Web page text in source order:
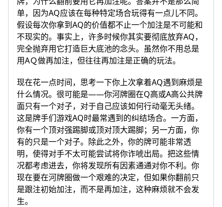
单，因为AQ应该在每种特定场合玩得有一点儿不同。
假设每次你拿到AQ的价值都不止一个加注是不可能和
不现实的。事实上，许多时候你其实要彻底放弃AQ，
完全抛弃用它打造巨大底池的念头。虽然你不用总是
用AＱ做再加注，但往往再加注是正确的玩法。
现在花一点时间，思考一下你上次拿着AQ遇到麻烦是
什么情况。很可能是——你河牌圈在Q高或A高公共牌
面只有一个对子，对于自己应该如何行动毫无头绪。
这是牌手们游戏AQ时最常遇到的纠结场合。一方面，
你有一个顶对强踢脚或顶对顶大踢脚；另一方面，你
有的只是一个对子。除此之外，你的牌可能非常透
明，使得对手不太可能尝试将你诈唬出局。把这些情
况都考虑进去，你将发现所有因素通通对你不利。你
现在要在河牌圈做一个艰难的决定，但如果你翻前只
是跟注初始加注，而不是再加注，这种麻烦就不会发
生。